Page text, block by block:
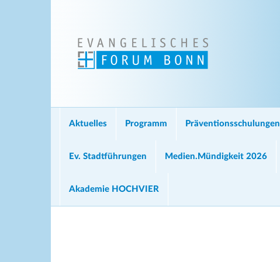
Aktuelles Programm Präventionsschulungen
Ev. Stadtführungen Medien.Mündigkeit 2026
Akademie HOCHVIER